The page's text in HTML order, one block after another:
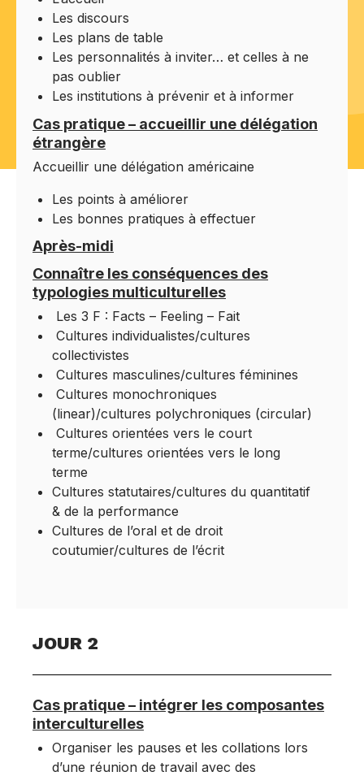
Les discours
Les plans de table
Les personnalités à inviter… et celles à ne
pas oublier
Les institutions à prévenir et à informer
Cas pratique – accueillir une délégation
étrangère
Accueillir une délégation américaine
Les points à améliorer
Les bonnes pratiques à effectuer
Après-midi
Connaître les conséquences des
typologies multiculturelles
Les 3 F : Facts – Feeling – Fait
Cultures individualistes/cultures
collectivistes
Cultures masculines/cultures féminines
Cultures monochroniques
(linear)/cultures polychroniques (circular)
Cultures orientées vers le court
terme/cultures orientées vers le long
terme
Cultures statutaires/cultures du quantitatif
& de la performance
Cultures de l’oral et de droit
coutumier/cultures de l’écrit
JOUR 2
Cas pratique – intégrer les composantes
interculturelles
Organiser les pauses et les collations lors
d’une réunion de travail avec des